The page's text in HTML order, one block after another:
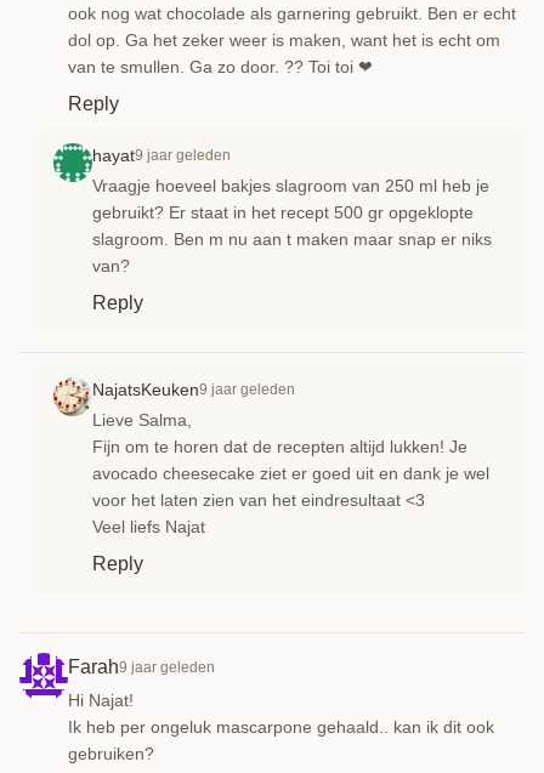
ook nog wat chocolade als garnering gebruikt. Ben er echt
dol op. Ga het zeker weer is maken, want het is echt om
van te smullen. Ga zo door. ?? Toi toi ❤
Reply
hayat9 jaar geleden
Vraagje hoeveel bakjes slagroom van 250 ml heb je
gebruikt? Er staat in het recept 500 gr opgeklopte
slagroom. Ben m nu aan t maken maar snap er niks
van?
Reply
NajatsKeuken9 jaar geleden
Lieve Salma,
Fijn om te horen dat de recepten altijd lukken! Je
avocado cheesecake ziet er goed uit en dank je wel
voor het laten zien van het eindresultaat <3
Veel liefs Najat
Reply
Farah9 jaar geleden
Hi Najat!
Ik heb per ongeluk mascarpone gehaald.. kan ik dit ook
gebruiken?